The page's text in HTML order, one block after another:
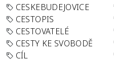
CESKEBUDEJOVICE
CESTOPIS
CESTOVATELÉ
CESTY KE SVOBODĚ
CÍL